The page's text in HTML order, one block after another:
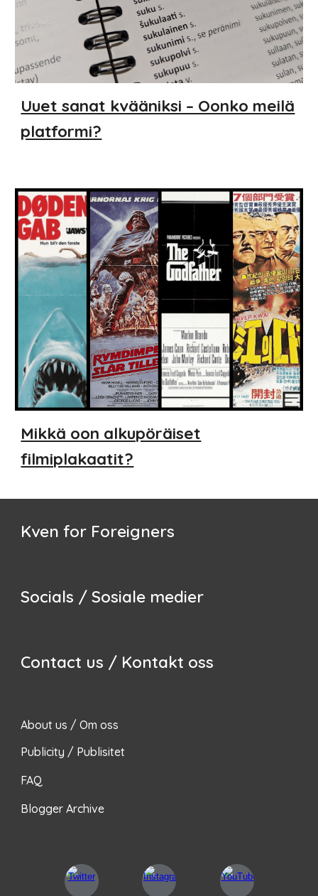
Uuet sanat kvääniksi – Oonko meilä
platformi?
Mikkä oon alkupöräiset
filmiplakaatit?
Kven for Foreigners
Socials / Sosiale medier
Contact us / Kontakt oss
About us / Om oss
Publicity / Publisitet
FAQ
Blogger Archive